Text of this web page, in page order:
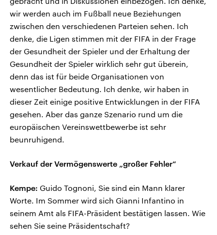
wir werden auch im Fußball neue Beziehungen
zwischen den verschiedenen Parteien sehen. Ich
denke, die Ligen stimmen mit der FIFA in der Frage
der Gesundheit der Spieler und der Erhaltung der
Gesundheit der Spieler wirklich sehr gut überein,
denn das ist für beide Organisationen von
wesentlicher Bedeutung. Ich denke, wir haben in
dieser Zeit einige positive Entwicklungen in der FIFA
gesehen. Aber das ganze Szenario rund um die
europäischen Vereinswettbewerbe ist sehr
beunruhigend.
Verkauf der Vermögenswerte „großer Fehler“
Kempe: Guido Tognoni, Sie sind ein Mann klarer
Worte. Im Sommer wird sich Gianni Infantino in
seinem Amt als FIFA-Präsident bestätigen lassen. Wie
sehen Sie seine Präsidentschaft?